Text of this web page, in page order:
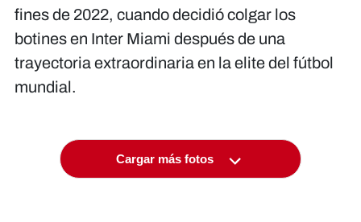
fines de 2022, cuando decidió colgar los
botines en Inter Miami después de una
trayectoria extraordinaria en la elite del fútbol
mundial.
Cargar más fotos